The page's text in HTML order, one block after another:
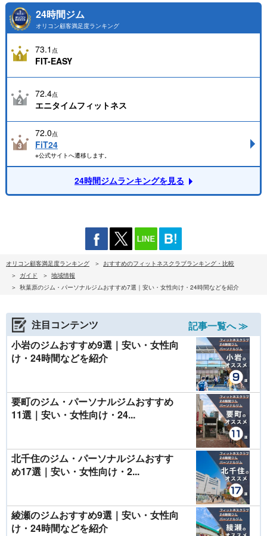
24時間ジム
オリコン顧客満足度ランキング
73.1 点
FIT-EASY
72.4点
エニタイムフィットネス
72.0点
FiT24
※公式サイトへ遷移します。
24時間ジムランキングを見る
オリコン顧客満足度ランキング
おすすめのフィットネスクラブランキング・比較
ガイド
地域情報
秋葉原のジム・パーソナルジムおすすめ7選｜安い・女性向け・24時間などを紹介
注目コンテンツ
記事一覧へ ≫
小岩のジムおすすめ9選｜安い・女性向
け・24時間などを紹介
要町のジム・パーソナルジムおすすめ
11選｜安い・女性向け・24...
北千住のジム・パーソナルジムおすす
め17選｜安い・女性向け・2...
綾瀬のジムおすすめ9選｜安い・女性向
け・24時間などを紹介